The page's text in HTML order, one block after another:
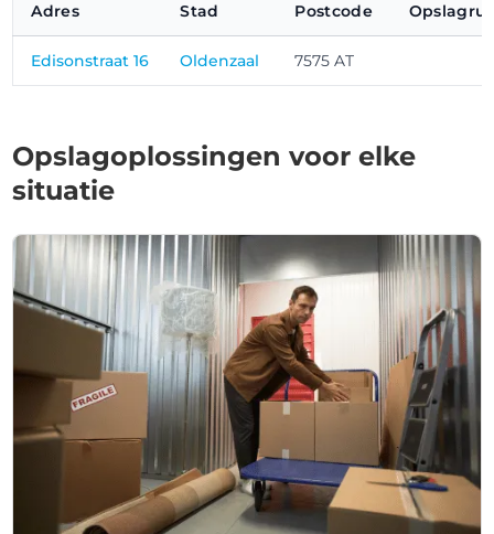
Adres Stad Postcode
Edisonstraat 16 Oldenzaal 7575 AT
Opslagoplossingen voor elke
situatie